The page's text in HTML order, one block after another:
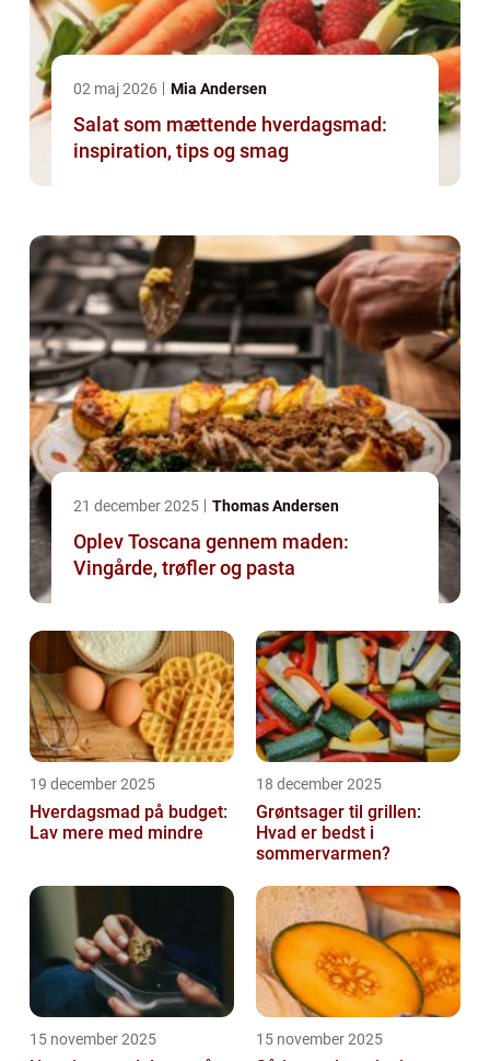
02 maj 2026 Mia Andersen
Salat som mættende hverdagsmad:
inspiration, tips og smag
21 december 2025 Thomas Andersen
Oplev Toscana gennem maden:
Vingårde, trøfler og pasta
19 december 2025
Hverdagsmad på budget:
Lav mere med mindre
18 december 2025
Grøntsager til grillen:
Hvad er bedst i
sommervarmen?
15 november 2025 15 november 2025